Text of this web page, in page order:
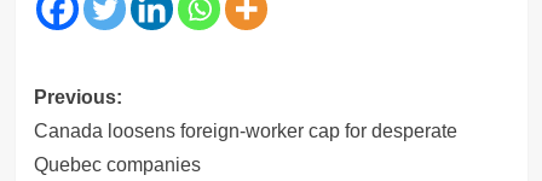
Post
navigation
Previous:
Canada loosens foreign-worker cap for desperate
Quebec companies